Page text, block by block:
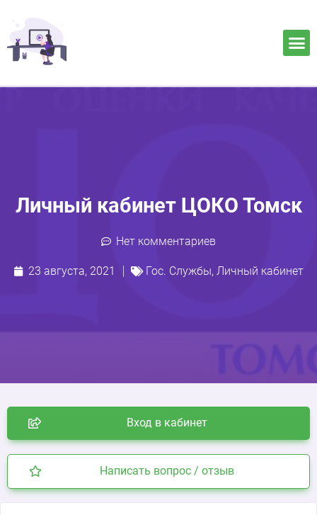
Личный кабинет ЦОКО Томск
Нет комментариев
23 августа, 2021 Гос. Службы, Личный кабинет
Вход в кабинет
Написать вопрос / отзыв